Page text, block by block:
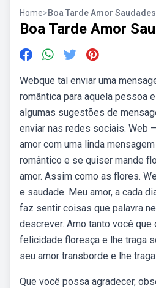
Home>Boa Tarde Amor Saudades
Boa Tarde Amor
Webque tal enviar uma
romântica para aquela pessoa
algumas sugestões de
enviar nas redes sociais. Web
amor com uma linda
romântico e se quiser mande
amor. Assim como as flores.
e saudade. Meu amor, a cada
faz sentir coisas que palavra
descrever. Amo tanto você que
felicidade floresça e lhe traga
seu amor transborde e lhe
Que você possa agradecer,